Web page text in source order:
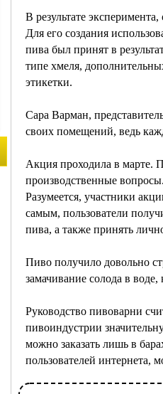
В результате
Для его создания
пива был принят в
типе хмеля,
этикетки.
Сара Варман,
своих помещений, ведь
Акция проходила в марте.
производственные
Разумеется, участники
самым, пользователи
пива, а также принять
Пиво получило довольно
замачивание солода в
Руководство пивоварни
пивоиндустрии
можно заказать лишь в
пользователей интернета,